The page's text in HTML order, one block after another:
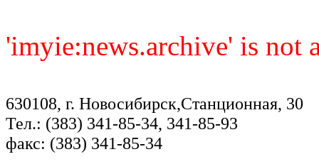
'imyie:news.archive' is not
630108, г. Новосибирск,Станционная, 30
Тел.: (383) 341-85-34, 341-85-93
факс: (383) 341-85-34